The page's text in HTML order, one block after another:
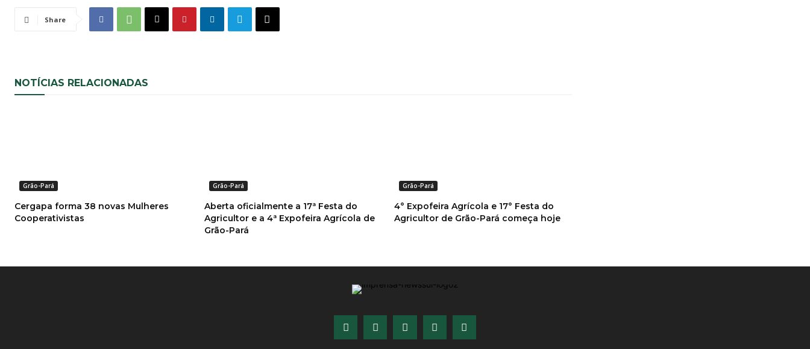
Share
NOTÍCIAS RELACIONADAS
Grão-Pará
Cergapa forma 38 novas Mulheres
Cooperativistas
Grão-Pará
Aberta oficialmente a 17ª Festa do
Agricultor e a 4ª Expofeira Agrícola de
Grão-Pará
Grão-Pará
4° Expofeira Agrícola e 17° Festa do
Agricultor de Grão-Pará começa hoje